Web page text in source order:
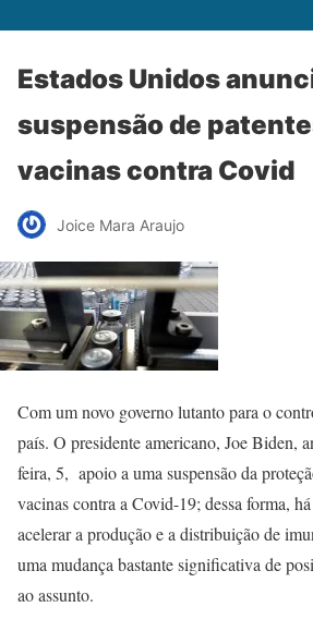
Estados Unidos
suspensão de
vacinas contra Covid
Joice Mara Araujo
Com um novo governo lutanto para o
país. O presidente americano, Joe Biden,
feira, 5, apoio a uma suspensão da
vacinas contra a Covid-19; dessa forma,
acelerar a produção e a distribuição de
uma mudança bastante significativa de
ao assunto.